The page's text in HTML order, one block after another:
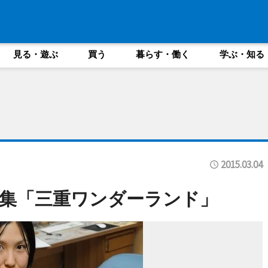
見る・遊ぶ 買う 暮らす・働く 学ぶ・知る
2015.03.04
「三重ワンダーランド」